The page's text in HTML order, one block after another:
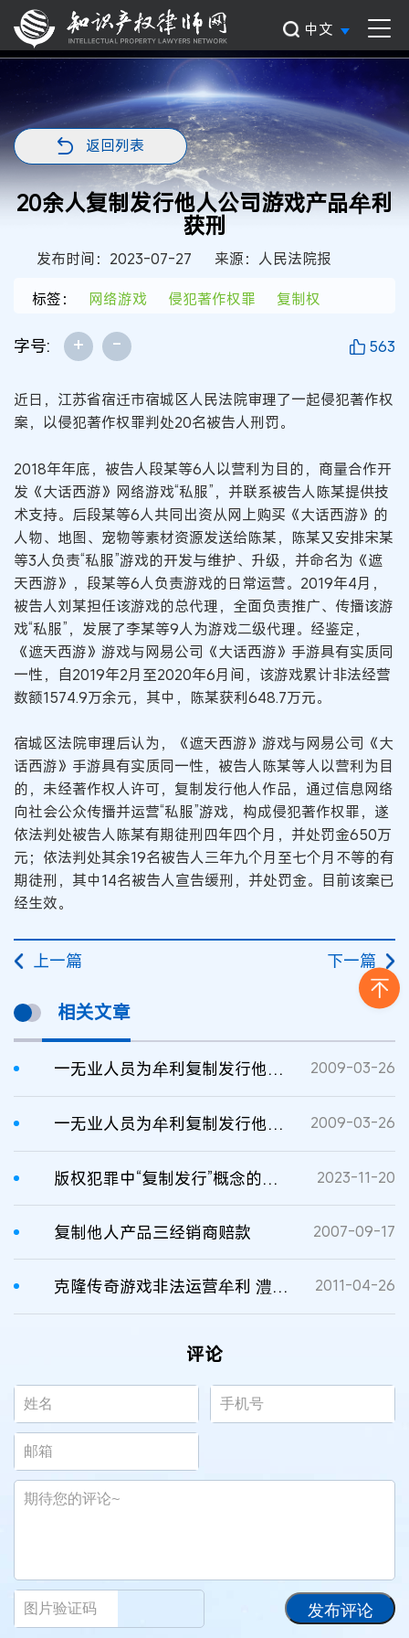
中文
返回列表
20余人复制发行他人公司游戏产品牟利
获刑
发布时间：2023-07-27
来源：人民法院报
标签：
网络游戏 侵犯著作权罪 复制权
字号: + - 563
近日，江苏省宿迁市宿城区人民法院审理了一起侵犯著作权
案，以侵犯著作权罪判处20名被告人刑罚。
2018年年底，被告人段某等6人以营利为目的，商量合作开
发《大话西游》网络游戏“私服”，并联系被告人陈某提供技
术支持。后段某等6人共同出资从网上购买《大话西游》的
人物、地图、宠物等素材资源发送给陈某，陈某又安排宋某
等3人负责“私服”游戏的开发与维护、升级，并命名为《遮
天西游》，段某等6人负责游戏的日常运营。2019年4月，
被告人刘某担任该游戏的总代理，全面负责推广、传播该游
戏“私服”，发展了李某等9人为游戏二级代理。经鉴定，
《遮天西游》游戏与网易公司《大话西游》手游具有实质同
一性，自2019年2月至2020年6月间，该游戏累计非法经营
数额1574.9万余元，其中，陈某获利648.7万元。
宿城区法院审理后认为，《遮天西游》游戏与网易公司《大
话西游》手游具有实质同一性，被告人陈某等人以营利为目
的，未经著作权人许可，复制发行他人作品，通过信息网络
向社会公众传播并运营“私服”游戏，构成侵犯著作权罪，遂
依法判处被告人陈某有期徒刑四年四个月，并处罚金650万
元；依法判处其余19名被告人三年九个月至七个月不等的有
期徒刑，其中14名被告人宣告缓刑，并处罚金。目前该案已
经生效。
上一篇 下一篇
相关文章
一无业人员为牟利复制发行他人电影作品被判刑 2009-03-26
一无业人员为牟利复制发行他人电影作品被判刑 2009-03-26
版权犯罪中“复制发行”概念的厘定与解读 2023-11-20
复制他人产品三经销商赔款 2007-09-17
克隆传奇游戏非法运营牟利 澧县4人侵权获刑 2011-04-26
评论
发布评论